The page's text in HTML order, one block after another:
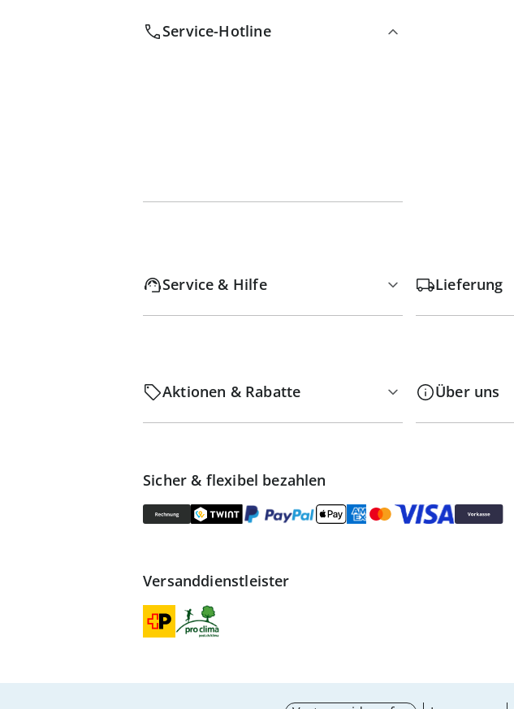
Service-Hotline
Service & Hilfe Lieferung
Aktionen & Rabatte Über uns
Sicher & flexibel bezahlen
Versanddienstleister